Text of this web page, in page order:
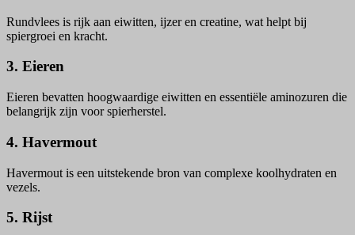
Rundvlees is rijk aan eiwitten, ijzer en creatine, wat helpt bij
spiergroei en kracht.
3. Eieren
Eieren bevatten hoogwaardige eiwitten en essentiële aminozuren die
belangrijk zijn voor spierherstel.
4. Havermout
Havermout is een uitstekende bron van complexe koolhydraten en
vezels.
5. Rijst